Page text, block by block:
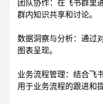
团队协作：在飞书群里
群内知识共享和讨论。
数据洞察与分析：通过
图表呈现。
业务流程管理：结合飞
用于业务流程的跟进和提